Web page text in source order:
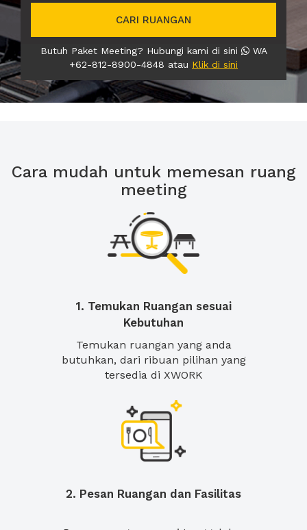
CARI RUANGAN
Butuh Paket Meeting? Hubungi kami di sini
WA
+62-812-8900-4848 atau Klik di sini
Cara mudah untuk memesan ruang
meeting
1. Temukan Ruangan sesuai
Kebutuhan
Temukan ruangan yang anda
butuhkan, dari ribuan pilihan yang
tersedia di XWORK
2. Pesan Ruangan dan Fasilitas